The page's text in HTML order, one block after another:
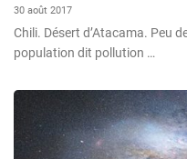
30 août 2017
Chili. Désert d’Atacama. Peu
population dit pollution …